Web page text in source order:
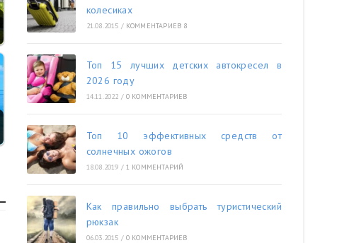
колесиках
21.08.2015 / КОММЕНТАРИЕВ 8
Топ 15 лучших детских автокресел в
2026 году
14.11.2022 / 0 КОММЕНТАРИЕВ
Топ 10 эффективных средств от
солнечных ожогов
18.08.2019 / 1 КОММЕНТАРИЙ
Как правильно выбрать туристический
рюкзак
06.03.2015 / 0 КОММЕНТАРИЕВ